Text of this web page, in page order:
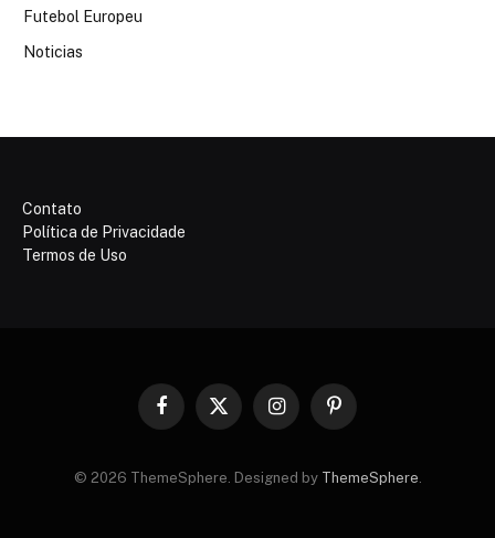
Futebol Europeu
Noticias
Contato
Política de Privacidade
Termos de Uso
Facebook
X
InstagramPinterest
© 2026 ThemeSphere. Designed by ThemeSphere.